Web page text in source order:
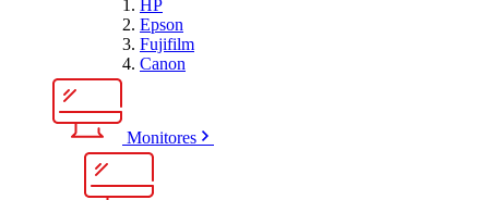
HP
Epson
Fujifilm
Canon
Monitores